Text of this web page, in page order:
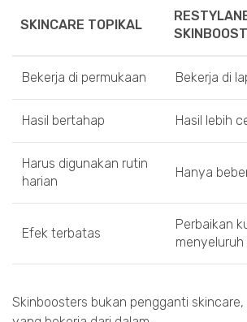
SKINCARE TOPIKAL
Bekerja di permukaan Bekerja di
Hasil bertahap Hasil lebih
Harus digunakan rutin
harian
Hanya
Efek terbatas
Perbaikan
menyeluruh
Skinboosters bukan pengganti